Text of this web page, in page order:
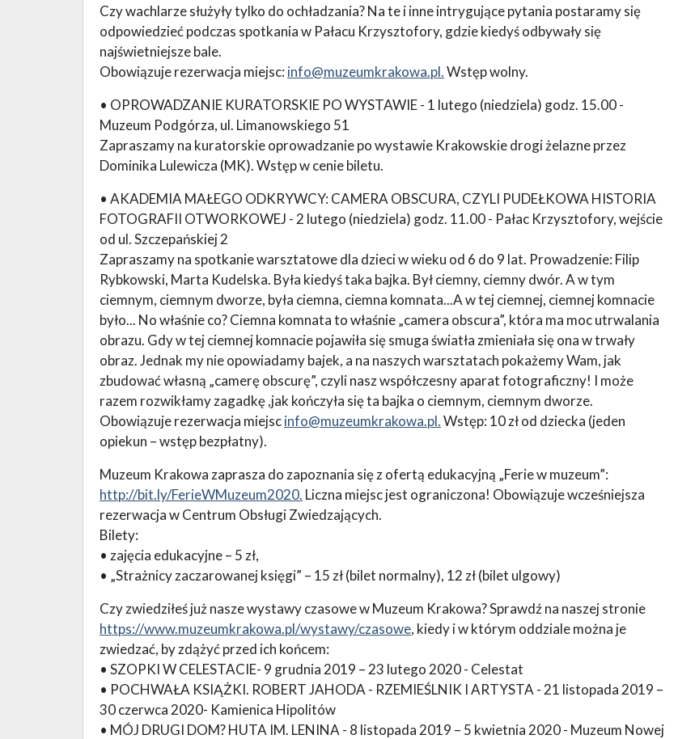
Czy wachlarze służyły tylko do ochładzania? Na te i inne intrygujące pytania postaramy się
odpowiedzieć podczas spotkania w Pałacu Krzysztofory, gdzie kiedyś odbywały się
najświetniejsze bale.
Obowiązuje rezerwacja miejsc: info@muzeumkrakowa.pl.Wstęp wolny.
• OPROWADZANIE KURATORSKIE PO WYSTAWIE - 1 lutego (niedziela) godz. 15.00 -
Muzeum Podgórza, ul. Limanowskiego 51
Zapraszamy na kuratorskie oprowadzanie po wystawie Krakowskie drogi żelazne przez
Dominika Lulewicza (MK). Wstęp w cenie biletu.
• AKADEMIA MAŁEGO ODKRYWCY: CAMERA OBSCURA, CZYLI PUDEŁKOWA HISTORIA
FOTOGRAFII OTWORKOWEJ - 2 lutego (niedziela) godz. 11.00 - Pałac Krzysztofory, wejście
od ul. Szczepańskiej 2
Zapraszamy na spotkanie warsztatowe dla dzieci w wieku od 6 do 9 lat. Prowadzenie: Filip
Rybkowski, Marta Kudelska. Była kiedyś taka bajka. Był ciemny, ciemny dwór. A w tym
ciemnym, ciemnym dworze, była ciemna, ciemna komnata...A w tej ciemnej, ciemnej komnacie
było... No właśnie co? Ciemna komnata to właśnie „camera obscura”, która ma moc utrwalania
obrazu. Gdy w tej ciemnej komnacie pojawiła się smuga światła zmieniała się ona w trwały
obraz. Jednak my nie opowiadamy bajek, a na naszych warsztatach pokażemy Wam, jak
zbudować własną „camerę obscurę”, czyli nasz współczesny aparat fotograficzny! I może
razem rozwikłamy zagadkę ,jak kończyła się ta bajka o ciemnym, ciemnym dworze.
Obowiązuje rezerwacja miejscinfo@muzeumkrakowa.pl.Wstęp: 10 zł od dziecka (jeden
opiekun – wstęp bezpłatny).
Muzeum Krakowa zaprasza do zapoznania się z ofertą edukacyjną „Ferie w muzeum”:
http://bit.ly/FerieWMuzeum2020. Liczna miejsc jest ograniczona! Obowiązuje wcześniejsza
rezerwacja w Centrum Obsługi Zwiedzających.
Bilety:
• zajęcia edukacyjne – 5 zł,
• „Strażnicy zaczarowanej księgi” – 15 zł (bilet normalny), 12 zł (bilet ulgowy)
Czy zwiedziłeś już nasze wystawy czasowe w Muzeum Krakowa? Sprawdź na naszej stronie
https://www.muzeumkrakowa.pl/wystawy/czasowe, kiedy i w którym oddziale można je
zwiedzać, by zdążyć przed ich końcem:
• SZOPKI W CELESTACIE- 9 grudnia 2019 – 23 lutego 2020 - Celestat
• POCHWAŁA KSIĄŻKI. ROBERT JAHODA - RZEMIEŚLNIK I ARTYSTA - 21 listopada 2019 –
30 czerwca 2020- Kamienica Hipolitów
• MÓJ DRUGI DOM? HUTA IM. LENINA - 8 listopada 2019 – 5 kwietnia 2020 - Muzeum Nowej